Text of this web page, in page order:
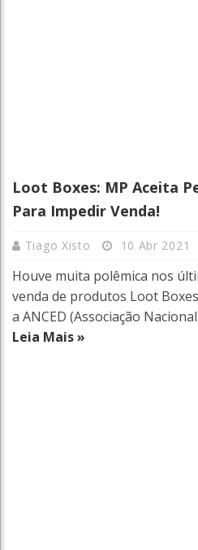
Loot Boxes: MP Aceita
Para Impedir Venda!
Tiago Xisto 10 Abr 2021
Houve muita polêmica nos
venda de produtos Loot
a ANCED (Associação
Leia Mais »